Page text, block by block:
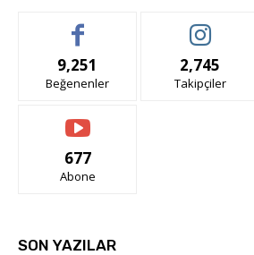
9,251
Beğenenler
2,745
Takipçiler
677
Abone
SON YAZILAR